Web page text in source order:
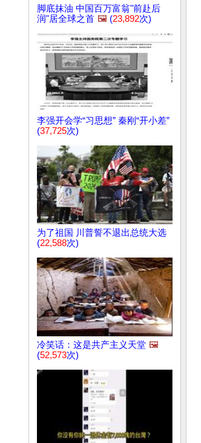
脚底抹油 中国百万富翁"前赴后
润"居全球之首 🖼️ (23,892次)
李强开会学“习思想” 秦刚“开小差”
(37,725次)
为了祖国 川普誓不退出总统大选
(22,588次)
冷笑话：这是共产主义天堂 🖼️
(52,573次)